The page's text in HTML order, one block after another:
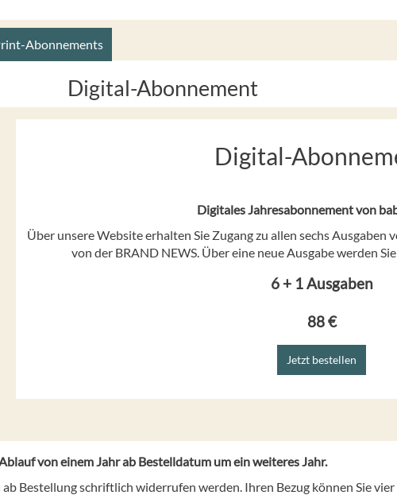
Abonnements
Digital-Abonnement
Digital-
Digitales Jahresabonnement von
Über unsere Website erhalten Sie Zugang zu allen sechs
von der BRAND NEWS. Über eine neue Ausgabe werden
6 + 1 Ausgaben
88 €
Jetzt bestellen
von einem Jahr ab Bestelldatum um ein weiteres Jahr.
Bestellung schriftlich widerrufen werden. Ihren Bezug können Sie